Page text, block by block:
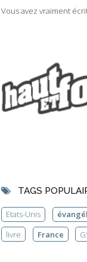
Vous avez vraiment
TAGS
Etats-Unis
livre
France